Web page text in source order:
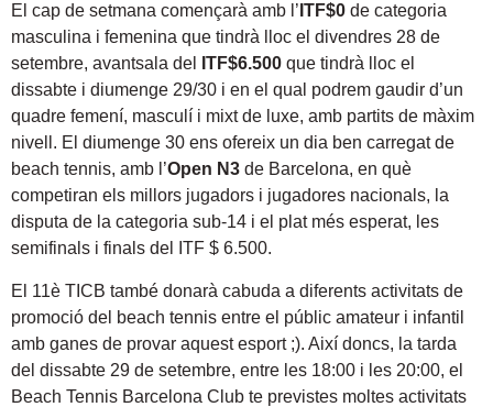
El cap de setmana començarà amb l’ ITF$0 de categoria
masculina i femenina que tindrà lloc el divendres 28 de
setembre, avantsala del
ITF$6.500 que tindrà lloc el
dissabte i diumenge 29/30 i en el qual podrem gaudir d’un
quadre femení, masculí i mixt de luxe, amb partits de màxim
nivell. El diumenge 30 ens ofereix un dia ben carregat de
beach tennis, amb l’Open N3 de Barcelona, en què
competiran els millors jugadors i jugadores nacionals, la
disputa de la categoria sub-14 i el plat més esperat, les
semifinals i finals del ITF $ 6.500.
El 11è TICB també donarà cabuda a diferents activitats de
promoció del beach tennis entre el públic amateur i infantil
amb ganes de provar aquest esport ;). Així doncs, la tarda
del dissabte 29 de setembre, entre les 18:00 i les 20:00, el
Beach Tennis Barcelona Club te previstes moltes activitats